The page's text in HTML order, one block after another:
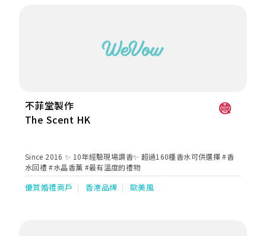
不菲堂製作
The Scent HK
Since 2016 ✨ 10年經驗現場調香✨ 超過160種香水可供選擇 #香
水回禮 #水晶香薰 #最有溫度的禮物
優質婚禮商戶 香港品牌 歐美風